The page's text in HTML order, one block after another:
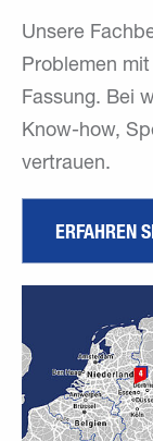
Unsere
Problemen
Fassung. Bei
Know-how,
vertrauen.
ERFAHREN